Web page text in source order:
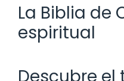
La Biblia de
espiritual